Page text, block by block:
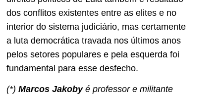
dos conflitos existentes entre as elites e no
interior do sistema judiciário, mas certamente
a luta democrática travada nos últimos anos
pelos setores populares e pela esquerda foi
fundamental para esse desfecho.
(*) Marcos Jakobyé professor e militante